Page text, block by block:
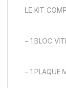
LE KIT
– 1 BLOC
– 1 PLAQUE